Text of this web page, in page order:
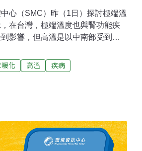
心（SMC）昨（1日）探討極端溫
在台灣，極端溫度也與腎功能疾
影響，但高溫是以中南部受到影
，顯見氣候變遷與人類健康的重
變遷下的健康差異根據「台灣氣
灣目前受低溫影響較大，王玉純
，歐美有暖氣、沒冷氣，高溫風險
史資料中看出，是低溫對健康的
化 高溫 疾病